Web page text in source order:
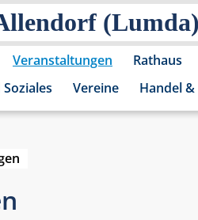
(Lumda)
Veranstaltungen Rathaus
Vereine Handel